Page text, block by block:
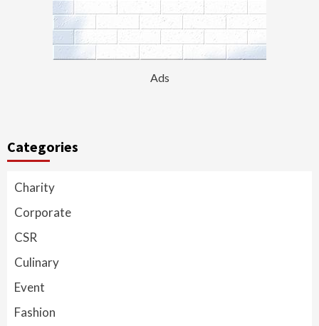
Ads
Categories
Charity
Corporate
CSR
Culinary
Event
Fashion